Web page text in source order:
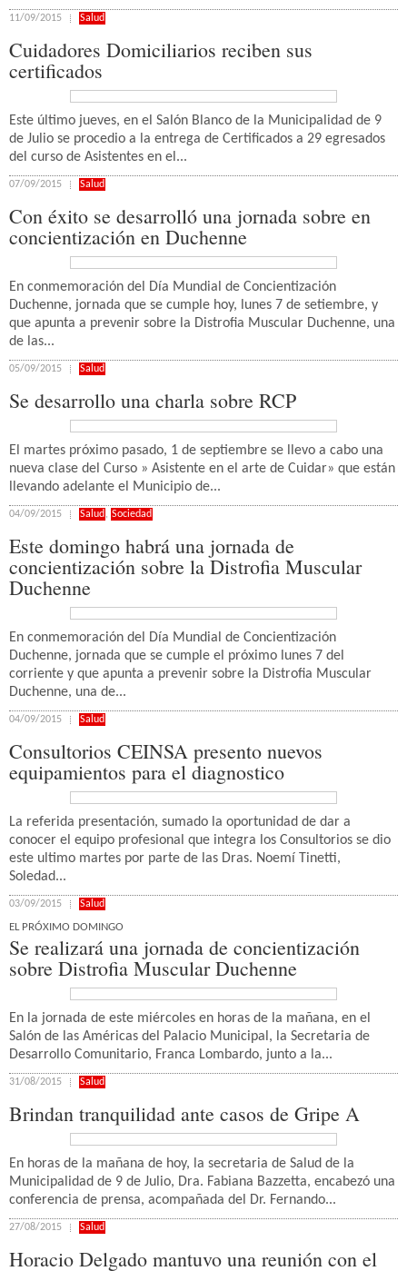
11/09/2015 Salud
Cuidadores Domiciliarios reciben sus
certificados
Este último jueves, en el Salón Blanco de la Municipalidad de 9
de Julio se procedio a la entrega de Certificados a 29 egresados
del curso de Asistentes en el...
07/09/2015 Salud
Con éxito se desarrolló una jornada sobre en
concientización en Duchenne
En conmemoración del Día Mundial de Concientización
Duchenne, jornada que se cumple hoy, lunes 7 de setiembre, y
que apunta a prevenir sobre la Distrofia Muscular Duchenne, una
de las...
05/09/2015 Salud
Se desarrollo una charla sobre RCP
El martes próximo pasado, 1 de septiembre se llevo a cabo una
nueva clase del Curso » Asistente en el arte de Cuidar» que están
llevando adelante el Municipio de...
04/09/2015 Salud , Sociedad
Este domingo habrá una jornada de
concientización sobre la Distrofia Muscular
Duchenne
En conmemoración del Día Mundial de Concientización
Duchenne, jornada que se cumple el próximo lunes 7 del
corriente y que apunta a prevenir sobre la Distrofia Muscular
Duchenne, una de...
04/09/2015 Salud
Consultorios CEINSA presento nuevos
equipamientos para el diagnostico
La referida presentación, sumado la oportunidad de dar a
conocer el equipo profesional que integra los Consultorios se dio
este ultimo martes por parte de las Dras. Noemí Tinetti,
Soledad...
03/09/2015 Salud
EL PRÓXIMO DOMINGO
Se realizará una jornada de concientización
sobre Distrofia Muscular Duchenne
En la jornada de este miércoles en horas de la mañana, en el
Salón de las Américas del Palacio Municipal, la Secretaria de
Desarrollo Comunitario, Franca Lombardo, junto a la...
31/08/2015 Salud
Brindan tranquilidad ante casos de Gripe A
En horas de la mañana de hoy, la secretaria de Salud de la
Municipalidad de 9 de Julio, Dra. Fabiana Bazzetta, encabezó una
conferencia de prensa, acompañada del Dr. Fernando...
27/08/2015 Salud
Horacio Delgado mantuvo una reunión con el